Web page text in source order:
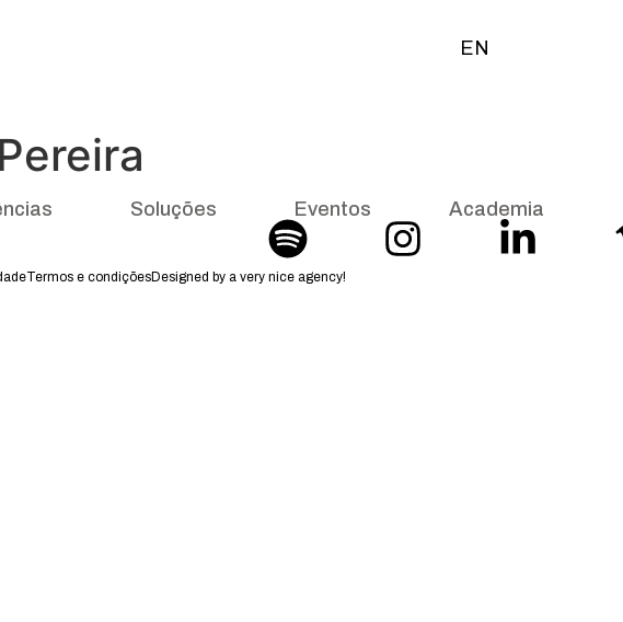
EN
Soluções Eventos Academia
Termos e condiçõesDesigned by a very nice agency!